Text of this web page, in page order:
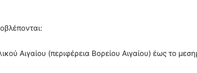
Αιγαίου (περιφέρεια Βορείου Αιγαίου) έως το